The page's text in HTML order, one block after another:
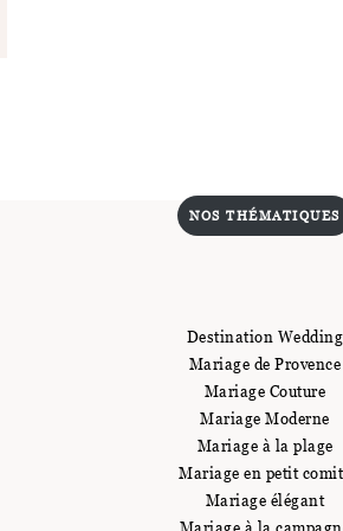
NOS THÉMATIQUES
Destination Wedding
Mariage de Provence
Mariage Couture
Mariage Moderne
Mariage à la plage
Mariage en petit
Mariage élégant